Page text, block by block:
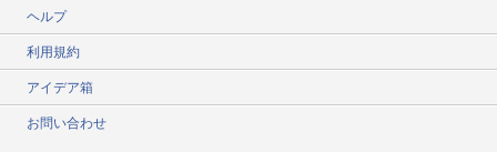
ヘルプ
利用規約
アイデア箱
お問い合わせ